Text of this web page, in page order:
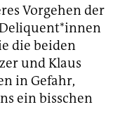
Vorgehen der
die beiden
und Klaus
in Gefahr,
ein bisschen